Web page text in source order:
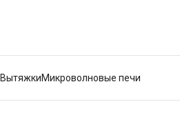
ВытяжкиМикроволновые печи